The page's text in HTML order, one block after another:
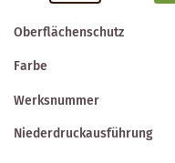
Oberflächenschutz
Farbe
Werksnummer
Niederdruckausführung